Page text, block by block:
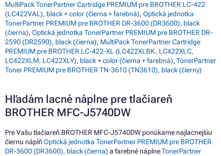
MultiPack TonerPartner Cartridge PREMIUM pre BROTHER LC-422
(LC422VAL), black + color (čierna + farebná), Optická jednotka
TonerPartner PREMIUM pre BROTHER DR-3600 (DR3600), black
(čierna), Optická jednotka TonerPartner PREMIUM pre BROTHER DR-
2590 (DR2590), black (čierna), MultiPack TonerPartner Cartridge
PREMIUM pre BROTHER LC-422-XL (LC422XLBK, LC422XLC,
LC422XLM, LC422XLY), black + color (čierna + farebná), TonerPartner
Toner PREMIUM pre BROTHER TN-3610 (TN3610), black (čierny)
Hľadám lacné náplne pre tlačiareň
BROTHER MFC-J5740DW
Pre Vašu tlačiareň BROTHER MFC-J5740DW ponúkame najlacnejšiu
čiernu náplň Optická jednotka TonerPartner PREMIUM pre BROTHER
DR-3600 (DR3600), black (čierna) a farebné náplneTonerPartner